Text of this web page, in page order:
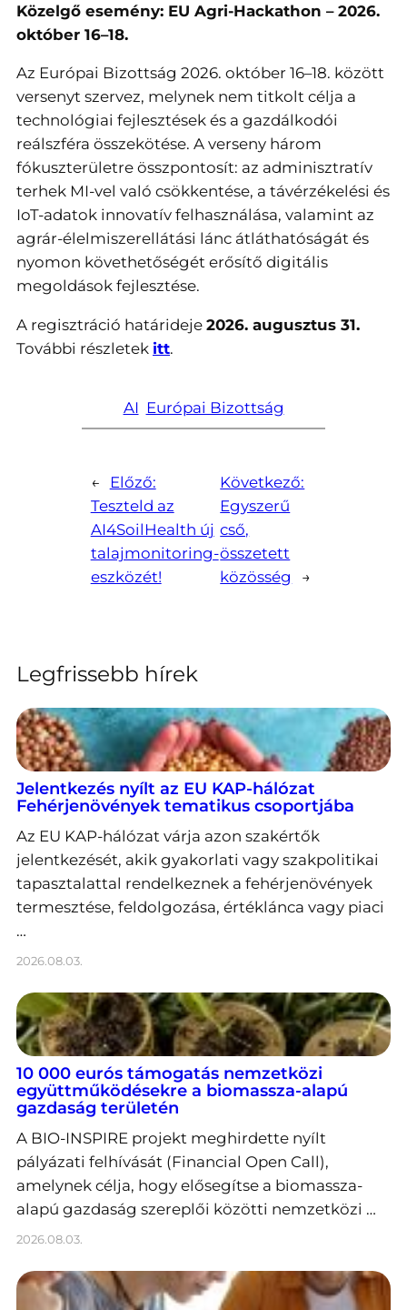
Közelgő esemény: EU Agri-Hackathon – 2026.
október 16–18.
Az Európai Bizottság 2026. október 16–18. között
versenyt szervez, melynek nem titkolt célja a
technológiai fejlesztések és a gazdálkodói
reálszféra összekötése. A verseny három
fókuszterületre összpontosít: az adminisztratív
terhek MI-vel való csökkentése, a távérzékelési és
IoT-adatok innovatív felhasználása, valamint az
agrár-élelmiszerellátási lánc átláthatóságát és
nyomon követhetőségét erősítő digitális
megoldások fejlesztése.
A regisztráció határideje 2026. augusztus 31.
További részletek itt.
AI Európai Bizottság
←
Előző:
Teszteld az
AI4SoilHealth új
talajmonitoring-
eszközét!
Következő:
Egyszerű
cső,
összetett
közösség
→
Legfrissebb hírek
Jelentkezés nyílt az EU KAP-hálózat
Fehérjenövények tematikus csoportjába
Az EU KAP-hálózat várja azon szakértők
jelentkezését, akik gyakorlati vagy szakpolitikai
tapasztalattal rendelkeznek a fehérjenövények
termesztése, feldolgozása, értéklánca vagy piaci
…
2026.08.03.
10 000 eurós támogatás nemzetközi
együttműködésekre a biomassza-alapú
gazdaság területén
A BIO-INSPIRE projekt meghirdette nyílt
pályázati felhívását (Financial Open Call),
amelynek célja, hogy elősegítse a biomassza-
alapú gazdaság szereplői közötti nemzetközi …
2026.08.03.